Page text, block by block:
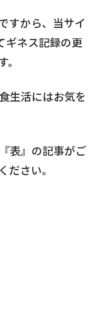
すから、当サイ
ギネス記録の更
生活にはお気を
表』の記事がご
ださい。